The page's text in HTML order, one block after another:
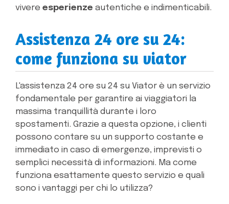
vivere esperienze autentiche e indimenticabili.
Assistenza 24 ore su 24:
come funziona su viator
L'assistenza 24 ore su 24 su Viator è un servizio
fondamentale per garantire ai viaggiatori la
massima tranquillità durante i loro
spostamenti. Grazie a questa opzione, i clienti
possono contare su un supporto costante e
immediato in caso di emergenze, imprevisti o
semplici necessità di informazioni. Ma come
funziona esattamente questo servizio e quali
sono i vantaggi per chi lo utilizza?